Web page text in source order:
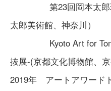
第23回岡本太郎現
太郎美術館、神奈川）
Kyoto Art for
抜展-(京都文化博物館、
2019年 アートアワード